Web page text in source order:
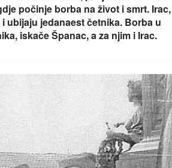
počinje borba na život i smrt. Irac,
ubijaju jedanaest četnika. Borba u
iskače Španac, a za njim i Irac.